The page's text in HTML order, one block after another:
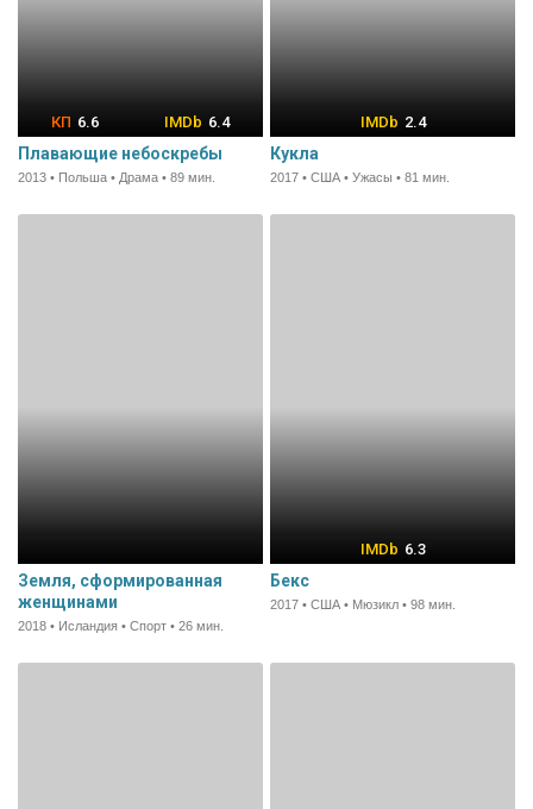
6.6 6.4
Плавающие небоскребы
2013 • Польша • Драма • 89 мин.
2.4
Кукла
2017 • США • Ужасы • 81 мин.
Земля, сформированная
женщинами
2018 • Исландия • Спорт • 26 мин.
6.3
Бекс
2017 • США • Мюзикл • 98 мин.